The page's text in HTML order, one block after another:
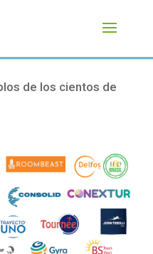
de los cientos de